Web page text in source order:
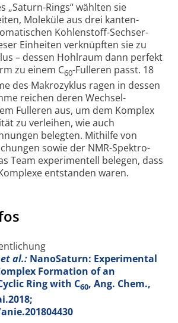
„Saturn-Rings“ wählten sie
Moleküle aus drei kanten­
Kohlenstoff-Sechser­
Einheiten verknüpften sie zu
– dessen Hohlraum dann perfekt
zu einem C60-Fulleren passt. 18
des Makro­zyklus ragen in dessen
reichen deren Wechsel­
Fulleren aus, um dem Komplex
zu verleihen, wie auch
belegten. Mithilfe von
sowie der NMR-Spektro­
Team experi­mentell belegen, dass
entstanden waren.
et al.: NanoSaturn: Experimental
Formation of an
Ring with C60, Ang. Chem.,